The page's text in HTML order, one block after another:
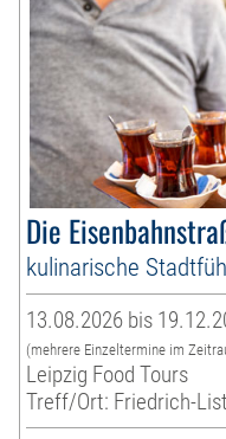
Die
kulinarische
13.08.2026 bis
(mehrere Einzeltermine im
Leipzig Food Tours
Treff/Ort: Friedrich-